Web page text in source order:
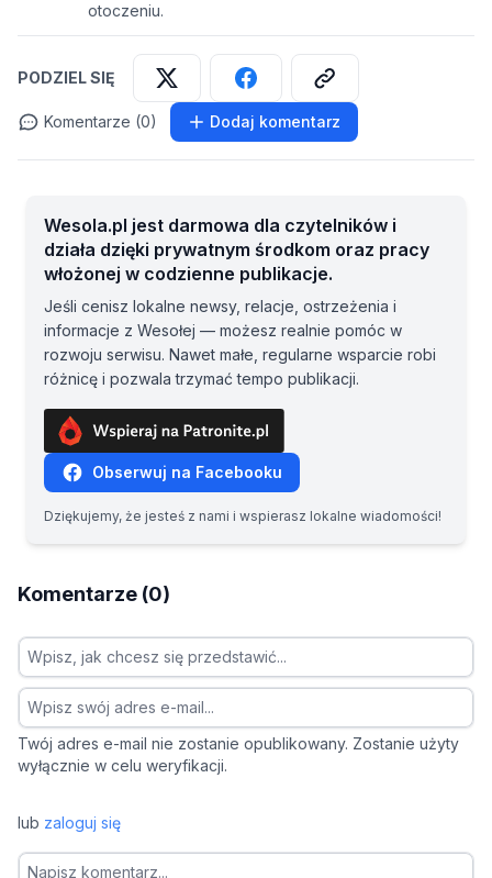
otoczeniu.
PODZIEL SIĘ
Komentarze (0) Dodaj komentarz
Wesola.pl jest darmowa dla czytelników i
działa dzięki prywatnym środkom oraz pracy
włożonej w codzienne publikacje.
Jeśli cenisz lokalne newsy, relacje, ostrzeżenia i
informacje z Wesołej — możesz realnie pomóc w
rozwoju serwisu. Nawet małe, regularne wsparcie robi
różnicę i pozwala trzymać tempo publikacji.
Obserwuj na Facebooku
Dziękujemy, że jesteś z nami i wspierasz lokalne wiadomości!
Komentarze (0)
Twój adres e-mail nie zostanie opublikowany. Zostanie użyty
wyłącznie w celu weryfikacji.
lub zaloguj się